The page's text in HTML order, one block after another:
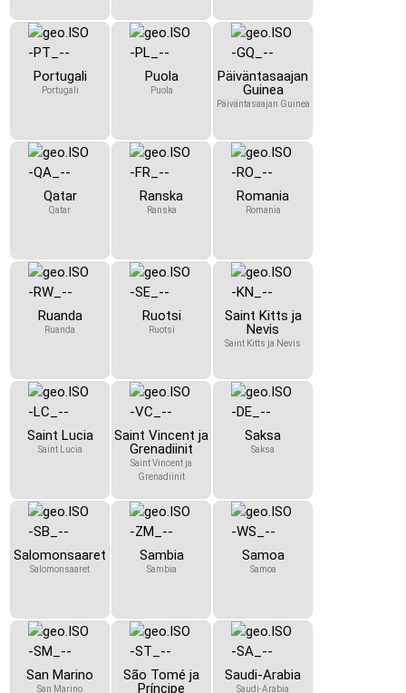
Portugali
Portugali
Puola
Puola
Päiväntasaajan
Guinea
Päiväntasaajan Guinea
Qatar
Qatar
Ranska
Ranska
Romania
Romania
Ruanda
Ruanda
Ruotsi
Ruotsi
Saint Kitts ja
Nevis
Saint Kitts ja Nevis
Saint Lucia
Saint Lucia
Saint Vincent ja
Grenadiinit
Saint Vincent ja
Grenadiinit
Saksa
Saksa
Salomonsaaret
Salomonsaaret
Sambia
Sambia
Samoa
Samoa
San Marino
San Marino
São Tomé ja
Príncipe
Saudi-Arabia
Saudi-Arabia